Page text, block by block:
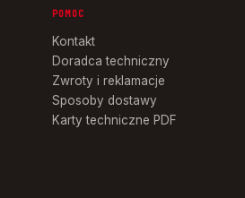
POMOC
Kontakt
Doradca techniczny
Zwroty i reklamacje
Sposoby dostawy
Karty techniczne PDF